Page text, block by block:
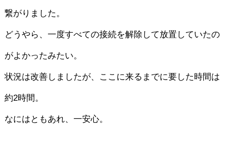
繋がりました。
どうやら、一度すべての接続を解除して放置していたの
がよかったみたい。
状況は改善しましたが、ここに来るまでに要した時間は
約2時間。
なにはともあれ、一安心。